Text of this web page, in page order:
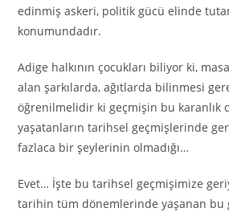
edinmiş askeri, politik gücü elinde
konumundadır.
Adige halkının çocukları biliyor ki,
alan şarkılarda, ağıtlarda bilinmesi
öğrenilmelidir ki geçmişin bu karanlık
yaşatanların tarihsel geçmişlerinde
fazlaca bir şeylerinin olmadığı…
Evet… İşte bu tarihsel geçmişimize
tarihin tüm dönemlerinde yaşanan bu